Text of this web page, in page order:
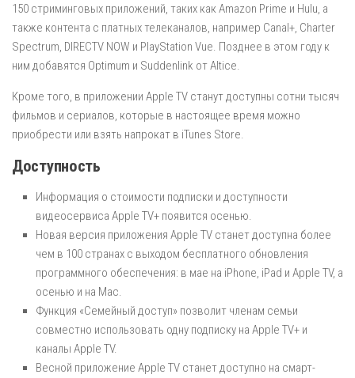
150 стриминговых приложений, таких как Amazon Prime и Hulu, а
также контента с платных телеканалов, например Canal+, Charter
Spectrum, DIRECTV NOW и PlayStation Vue. Позднее в этом году к
ним добавятся Optimum и Suddenlink от Altice.
Кроме того, в приложении Apple TV станут доступны сотни тысяч
фильмов и сериалов, которые в настоящее время можно
приобрести или взять напрокат в iTunes Store.
Доступность
Информация о стоимости подписки и доступности
видеосервиса Apple TV+ появится осенью.
Новая версия приложения Apple TV станет доступна более
чем в 100 странах с выходом бесплатного обновления
программного обеспечения: в мае на iPhone, iPad и Apple TV, а
осенью и на Mac.
Функция «Семейный доступ» позволит членам семьи
совместно использовать одну подписку на Apple TV+ и
каналы Apple TV.
Весной приложение Apple TV станет доступно на смарт-